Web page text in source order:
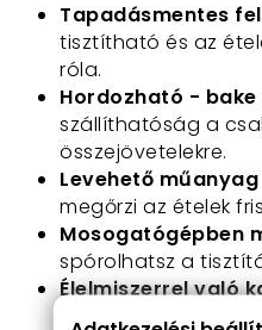
Tapadásmentes
tisztítható és az
róla.
Hordozható -
szállíthatóság a
összejövetelekre.
Levehető
megőrzi az ételek
Mosogatógépben
spórolhatsz a
Élelmiszerrel való
tanúsítvány :